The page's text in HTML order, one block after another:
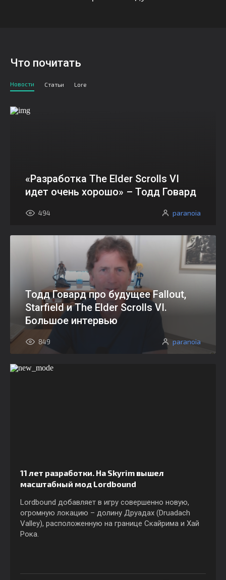
Что почитать
Новости Статьи Lore
«Разработка The Elder Scrolls VI
идет очень хорошо» – Тодд Говард
494 paranoia
Тодд Говард про будущее Fallout,
Starfield и The Elder Scrolls VI.
Большое интервью
849 paranoia
11 лет разработки. На Skyrim вышел
масштабный мод Lordbound
Lordbound добавляет в игру совершенно новую,
огромную локацию – долину Друадах (Druadach
Valley), расположенную на границе Скайрима и Хай
Рока.